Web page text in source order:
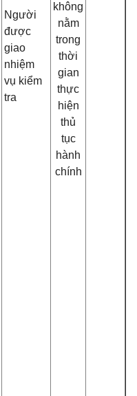
Người
được
giao
nhiệm
vụ kiểm
tra
không
nằm
trong
thời
gian
thực
hiện
thủ
tục
hành
chính